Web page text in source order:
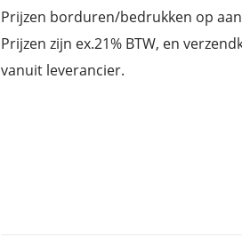
Prijzen borduren/bedrukken op
Prijzen zijn ex.21% BTW, en
vanuit leverancier.